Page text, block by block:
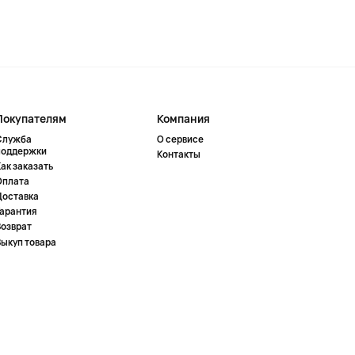
заказать
товара
Компания
О сервисе
Контакты